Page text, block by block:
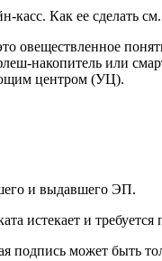
Как ее сделать
овеществленное
накопитель или
центром (УЦ).
и выдавшего ЭП.
истекает и требуется
может быть